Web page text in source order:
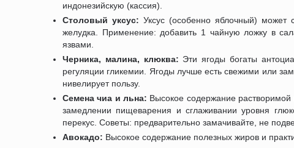
индонезийскую (кассия).
Столовый уксус: Уксус (особенно яблочный) может
желудка. Применение: добавить 1 чайную ложку в
язвами.
Черника, малина, клюква: Эти ягоды богаты
регуляции гликемии. Ягоды лучше есть свежими или
нивелирует пользу.
Семена чиа и льна: Высокое содержание
замедлении пищеварения и сглаживании уровня
перекус. Советы: предварительно замачивайте, не
Авокадо: Высокое содержание полезных жиров и